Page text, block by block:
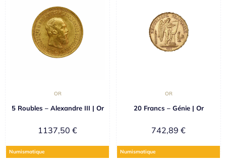
OR
5 Roubles – Alexandre III | Or
1137,50 €
Numismatique
OR
20 Francs – Génie | Or
742,89 €
Numismatique